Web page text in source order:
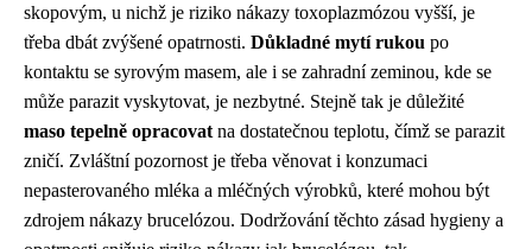
skopovým, u nichž je riziko nákazy toxoplazmózou vyšší, je
třeba dbát zvýšené opatrnosti. Důkladné mytí rukou po
kontaktu se syrovým masem, ale i se zahradní zeminou, kde se
může parazit vyskytovat, je nezbytné. Stejně tak je důležité
maso tepelně opracovat na dostatečnou teplotu, čímž se parazit
zničí. Zvláštní pozornost je třeba věnovat i konzumaci
nepasterovaného mléka a mléčných výrobků, které mohou být
zdrojem nákazy brucelózou. Dodržování těchto zásad hygieny a